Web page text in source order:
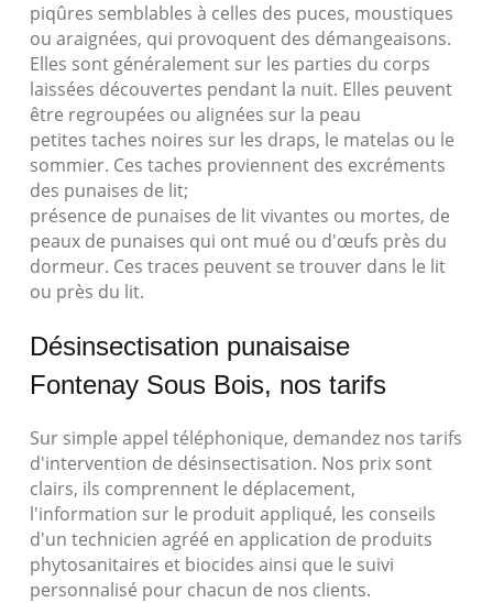
piqûres semblables à celles des puces, moustiques
ou araignées, qui provoquent des démangeaisons.
Elles sont généralement sur les parties du corps
laissées découvertes pendant la nuit. Elles peuvent
être regroupées ou alignées sur la peau
petites taches noires sur les draps, le matelas ou le
sommier. Ces taches proviennent des excréments
des punaises de lit;
présence de punaises de lit vivantes ou mortes, de
peaux de punaises qui ont mué ou d'œufs près du
dormeur. Ces traces peuvent se trouver dans le lit
ou près du lit.
Désinsectisation punaisaise
Fontenay Sous Bois, nos tarifs
Sur simple appel téléphonique, demandez nos tarifs
d'intervention de désinsectisation. Nos prix sont
clairs, ils comprennent le déplacement,
l'information sur le produit appliqué, les conseils
d'un technicien agréé en application de produits
phytosanitaires et biocides ainsi que le suivi
personnalisé pour chacun de nos clients.